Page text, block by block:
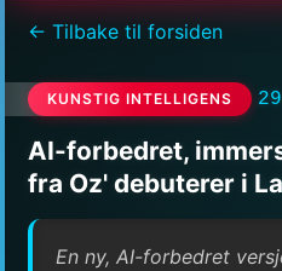
← Tilbake til forsiden
KUNSTIG INTELLIGENS
AI-forbedret,
fra Oz' debuterer i
En ny, AI-forbedret